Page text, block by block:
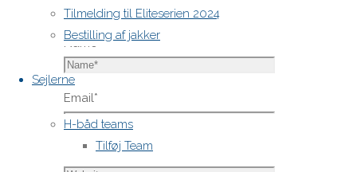
Tilmelding til Eliteserien 2024
Bestilling af jakker
Sejlerne
H-båd teams
Tilføj Team
Name*
Email*
Website